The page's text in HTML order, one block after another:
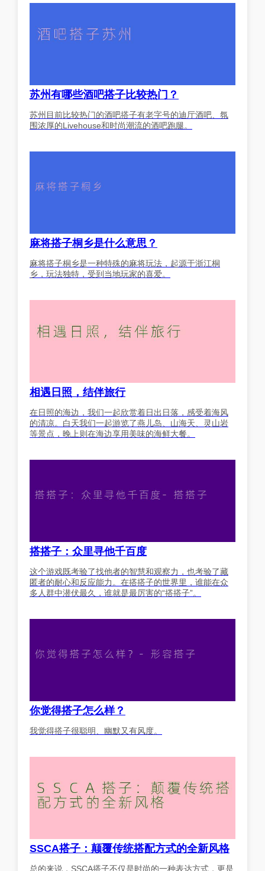
苏州有哪些酒吧搭子比较热门？
苏州目前比较热门的酒吧搭子有老字号的迪厅酒吧、氛
围浓厚的Livehouse和时尚潮流的酒吧跑腿。
麻将搭子桐乡是什么意思？
麻将搭子桐乡是一种特殊的麻将玩法，起源于浙江桐
乡，玩法独特，受到当地玩家的喜爱。
相遇日照，结伴旅行
在日照的海边，我们一起欣赏着日出日落，感受着海风
的清凉。白天我们一起游览了燕儿岛、山海天、灵山岩
等景点，晚上则在海边享用美味的海鲜大餐。
搭搭子：众里寻他千百度
这个游戏既考验了找他者的智慧和观察力，也考验了藏
匿者的耐心和反应能力。在搭搭子的世界里，谁能在众
多人群中潜伏最久，谁就是最厉害的“搭搭子”。
你觉得搭子怎么样？
我觉得搭子很聪明、幽默又有风度。
SSCA搭子：颠覆传统搭配方式的全新风格
总的来说，SSCA搭子不仅是时尚的一种表达方式，更是